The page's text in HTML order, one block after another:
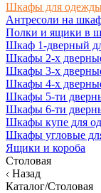
Шкафы для
Антресоли на
Полки и ящики в
Шкаф 1-дверный
Шкафы 2-х
Шкафы 3-х
Шкафы 4-х
Шкафы 5-ти
Шкафы 6-ти
Шкафы купе для
Шкафы угловые
Ящики и короба
Столовая
Назад
Каталог/Столовая